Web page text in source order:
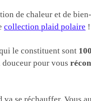
de chaleur et de
collection plaid polaire !
le constituent sont
douceur pour vous